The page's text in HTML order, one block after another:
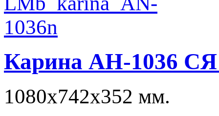
Карина АН-1036
1080х742х352 мм.